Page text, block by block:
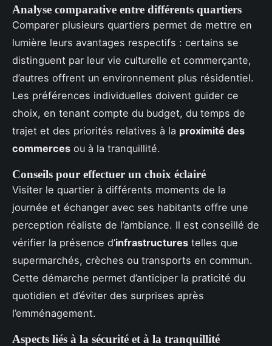
Analyse comparative entre différents quartiers
Comparer plusieurs quartiers permet de mettre en
lumière leurs avantages respectifs : certains se
distinguent par leur vie culturelle et commerçante,
d’autres offrent un environnement plus résidentiel.
Les préférences individuelles doivent guider ce
choix, en tenant compte du budget, du temps de
trajet et des priorités relatives à la proximité des
commerces ou à la tranquillité.
Conseils pour effectuer un choix éclairé
Visiter le quartier à différents moments de la
journée et échanger avec ses habitants offre une
perception réaliste de l’ambiance. Il est conseillé de
vérifier la présence d’infrastructures telles que
supermarchés, crèches ou transports en commun.
Cette démarche permet d’anticiper la praticité du
quotidien et d’éviter des surprises après
l’emménagement.
Aspects liés à la sécurité et à la tranquillité